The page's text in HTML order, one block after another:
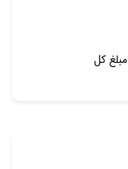
مبلغ کل